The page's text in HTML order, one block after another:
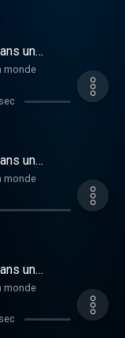
un
monde
un
monde
un
monde